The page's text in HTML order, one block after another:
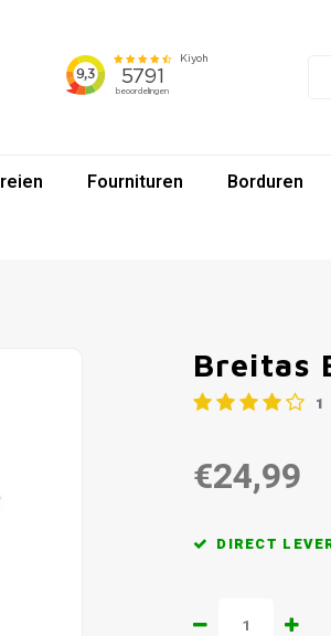
Fournituren Borduren
Breitas
1
€24,99
DIRECT